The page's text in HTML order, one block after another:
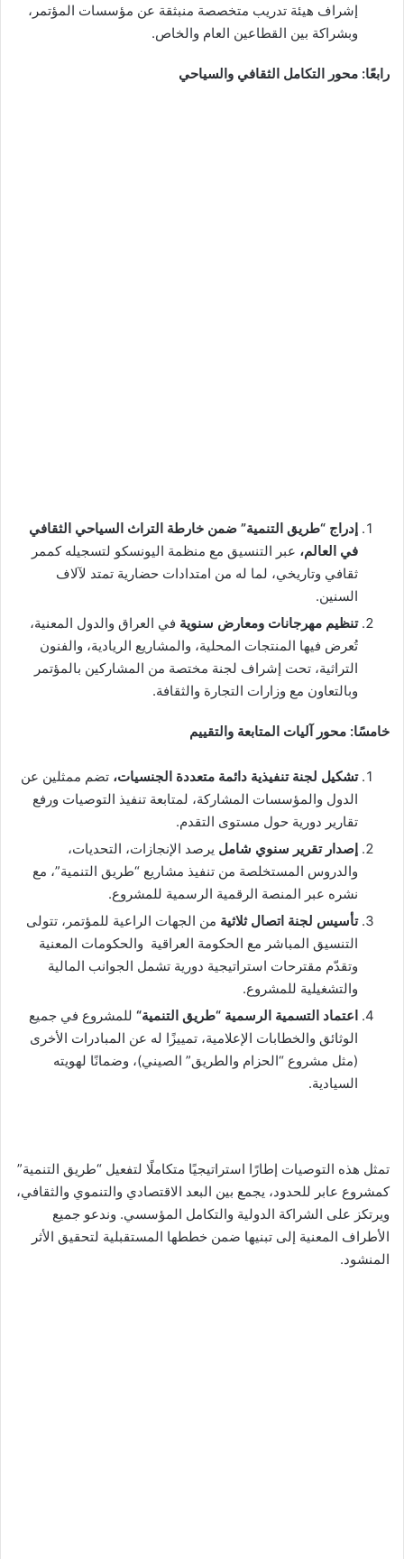
إشراف هيئة تدريب متخصصة منبثقة عن مؤسسات المؤتمر،
وبشراكة بين القطاعين العام والخاص.
رابعًا: محور التكامل الثقافي والسياحي
إدراج “طريق التنمية” ضمن خارطة التراث السياحي الثقافي
في العالم، عبر التنسيق مع منظمة اليونسكو لتسجيله كممر
ثقافي وتاريخي، لما له من امتدادات حضارية تمتد لآلاف
السنين.
تنظيم مهرجانات ومعارض سنوية في العراق والدول المعنية،
تُعرض فيها المنتجات المحلية، والمشاريع الريادية، والفنون
التراثية، تحت إشراف لجنة مختصة من المشاركين بالمؤتمر
وبالتعاون مع وزارات التجارة والثقافة.
خامسًا: محور آليات المتابعة والتقييم
تشكيل لجنة تنفيذية دائمة متعددة الجنسيات، تضم ممثلين عن
الدول والمؤسسات المشاركة، لمتابعة تنفيذ التوصيات ورفع
تقارير دورية حول مستوى التقدم.
إصدار تقرير سنوي شامل يرصد الإنجازات، التحديات،
والدروس المستخلصة من تنفيذ مشاريع “طريق التنمية”، مع
نشره عبر المنصة الرقمية الرسمية للمشروع.
تأسيس لجنة اتصال ثلاثية من الجهات الراعية للمؤتمر، تتولى
التنسيق المباشر مع الحكومة العراقية والحكومات المعنية
وتقدّم مقترحات استراتيجية دورية تشمل الجوانب المالية
والتشغيلية للمشروع.
اعتماد التسمية الرسمية “طريق التنمية“ للمشروع في جميع
الوثائق والخطابات الإعلامية، تمييزًا له عن المبادرات الأخرى
(مثل مشروع “الحزام والطريق” الصيني)، وضمانًا لهويته
السيادية.
تمثل هذه التوصيات إطارًا استراتيجيًا متكاملًا لتفعيل “طريق التنمية”
كمشروع عابر للحدود، يجمع بين البعد الاقتصادي والتنموي والثقافي،
ويرتكز على الشراكة الدولية والتكامل المؤسسي. وندعو جميع
الأطراف المعنية إلى تبنيها ضمن خططها المستقبلية لتحقيق الأثر
المنشود.